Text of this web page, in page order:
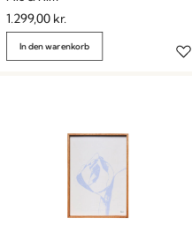
1.299,00 kr.
In den warenkorb